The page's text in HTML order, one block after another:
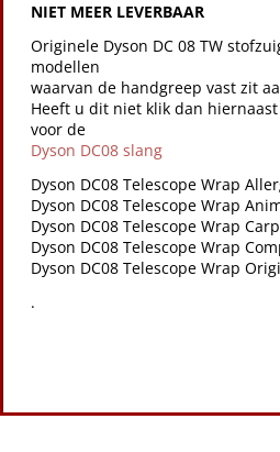
NIET MEER LEVERBAAR
Originele Dyson DC 08 TW
modellen
waarvan de handgreep vast zit
Heeft u dit niet klik dan
voor de
Dyson DC08 slang
Dyson DC08 Telescope Wrap
Dyson DC08 Telescope Wrap
Dyson DC08 Telescope Wrap
Dyson DC08 Telescope Wrap
Dyson DC08 Telescope Wrap
.